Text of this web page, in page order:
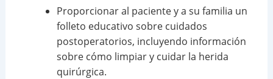
Proporcionar al paciente y a su familia un
folleto educativo sobre cuidados
postoperatorios, incluyendo información
sobre cómo limpiar y cuidar la herida
quirúrgica.